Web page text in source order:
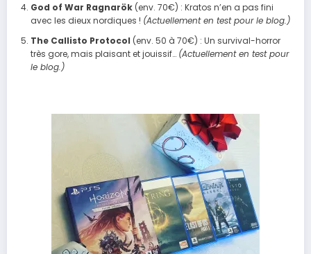
God of War Ragnarök(env. 70€) : Kratos n’en a pas fini
avec les dieux nordiques ! (Actuellement en test pour le blog.)
The Callisto Protocol (env. 50 à 70€) : Un survival-horror
très gore, mais plaisant et jouissif… (Actuellement en test pour
le blog.)